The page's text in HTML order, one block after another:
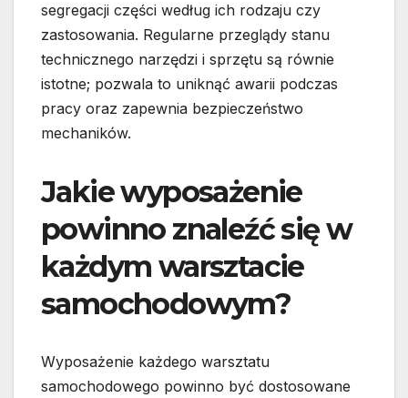
segregacji części według ich rodzaju czy
zastosowania. Regularne przeglądy stanu
technicznego narzędzi i sprzętu są równie
istotne; pozwala to uniknąć awarii podczas
pracy oraz zapewnia bezpieczeństwo
mechaników.
Jakie wyposażenie
powinno znaleźć się w
każdym warsztacie
samochodowym?
Wyposażenie każdego warsztatu
samochodowego powinno być dostosowane